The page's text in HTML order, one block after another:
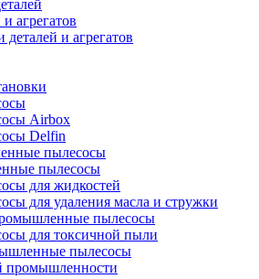
агрегатов
и агрегатов
Airbox
Delfin
пылесосы
пылесосы
для жидкостей
для удаления масла и стружки
пылесосы
для токсичной пыли
пылесосы
промышленности